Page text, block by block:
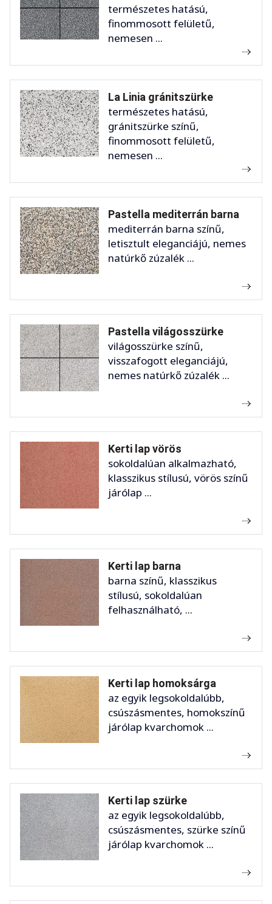
természetes hatású,
finommosott felületű,
nemesen ...
La Linia gránitszürke
természetes hatású,
gránitszürke színű,
finommosott felületű,
nemesen ...
Pastella mediterrán barna
mediterrán barna színű,
letisztult eleganciájú, nemes
natúrkő zúzalék ...
Pastella világosszürke
világosszürke színű,
visszafogott eleganciájú,
nemes natúrkő zúzalék ...
Kerti lap vörös
sokoldalúan alkalmazható,
klasszikus stílusú, vörös színű
járólap ...
Kerti lap barna
barna színű, klasszikus
stílusú, sokoldalúan
felhasználható, ...
Kerti lap homoksárga
az egyik legsokoldalúbb,
csúszásmentes, homokszínű
járólap kvarchomok ...
Kerti lap szürke
az egyik legsokoldalúbb,
csúszásmentes, szürke színű
járólap kvarchomok ...